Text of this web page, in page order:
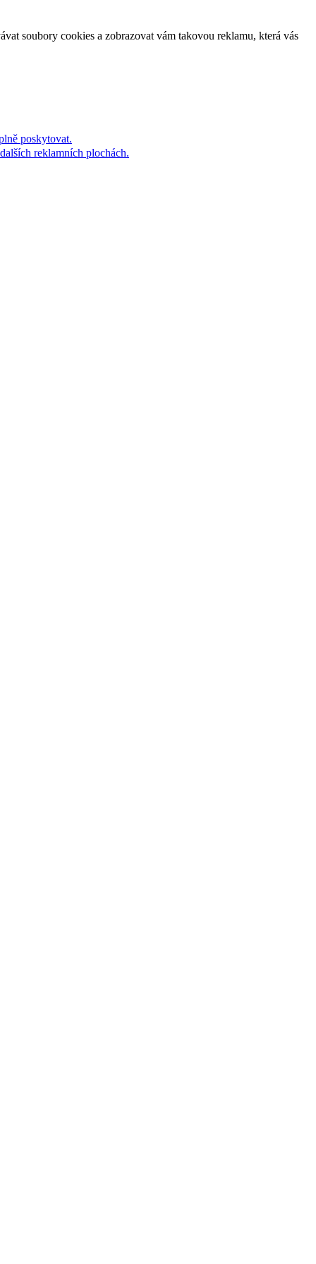
soubory cookies a zobrazovat vám takovou reklamu, která vás
poskytovat.
reklamních plochách.